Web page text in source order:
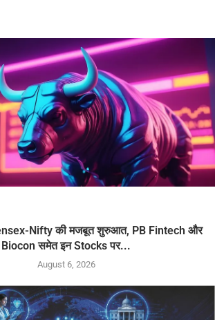
Nifty की मजबूत शुरुआत, PB Fintech और
Biocon समेत इन Stocks पर...
August 6, 2026